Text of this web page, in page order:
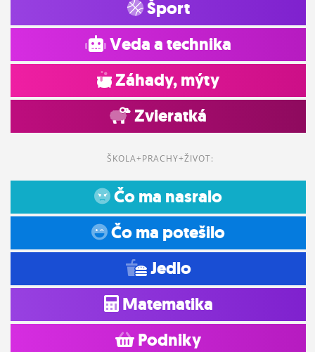
Šport
Veda a technika
Záhady, mýty
Zvieratká
ŠKOLA+PRACHY+ŽIVOT:
Čo ma nasralo
Čo ma potešilo
Jedlo
Matematika
Podniky